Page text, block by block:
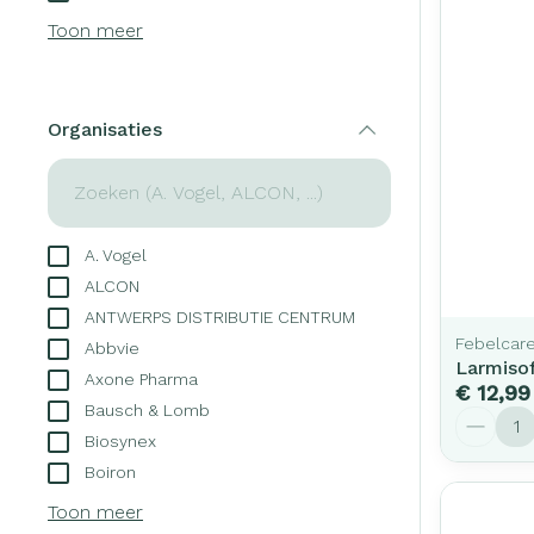
Eksteroog -
Specifiek
Deodorant
Aerosol
Naalden en
Oplossing
Naalden voor
pennaalden
Creme, gel en
Spieren en
Luizen
Diagnostica
Toon meer
Organisaties
A. Vogel
ALCON
ANTWERPS DISTRIBUTIE CENTRUM
Abbvie
Axone Pharma
Bausch & Lomb
Biosynex
Boiron
Toon meer
Febelcare
€ 12,99
Aantal